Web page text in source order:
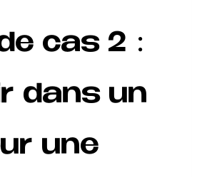
cas 2 :
dans un
une